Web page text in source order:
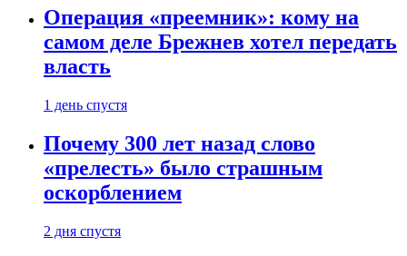
Операция «преемник»: кому на
самом деле Брежнев хотел передать
власть
1 день спустя
Почему 300 лет назад слово
«прелесть» было страшным
оскорблением
2 дня спустя